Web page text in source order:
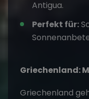
Antigua.
Perfekt für:
Griechenland:
Griechenland